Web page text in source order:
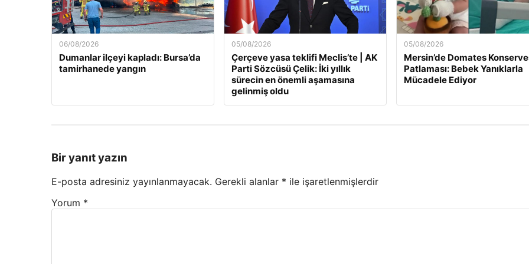
06/08/2026
Dumanlar ilçeyi kapladı: Bursa’da
tamirhanede yangın
05/08/2026
Çerçeve yasa teklifi Meclis’te | AK
Parti Sözcüsü Çelik: İki yıllık
sürecin en önemli aşamasına
gelinmiş oldu
05/08/2026
Mersin’de Domates
Patlaması: Bebek Yanıklarla
Mücadele Ediyor
Bir yanıt yazın
E-posta adresiniz yayınlanmayacak. Gerekli alanlar * ile işaretlenmişlerdir
Yorum *